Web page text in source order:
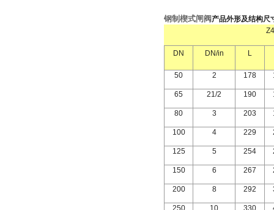
钢制楔式闸阀 产品外形及结构尺
DN DN/in L
50 2 178
65 21/2 190
80 3 203
100 4 229
125 5 254
150 6 267
200 8 292